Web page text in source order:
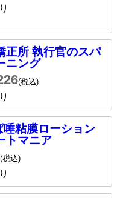
正所 執行官のスパ
ニング
(税込)
粘膜ローション
トマニア
(税込)